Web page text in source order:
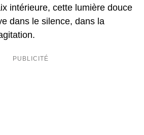
intérieure, cette lumière douce
dans le silence, dans la